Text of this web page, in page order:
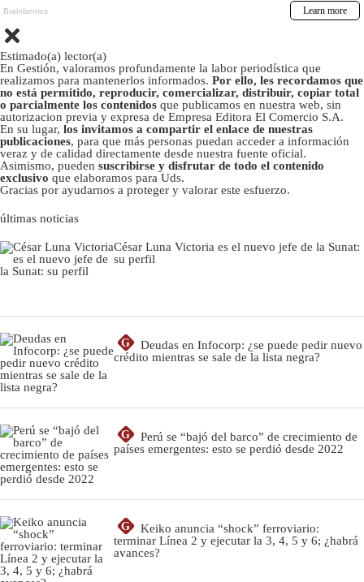
Estimado(a) lector(a)
En Gestión, valoramos profundamente la labor periodística que
realizamos para mantenerlos informados. Por ello, les recordamos que
no está permitido, reproducir, comercializar, distribuir, copiar total
o parcialmente los contenidos que publicamos en nuestra web, sin
autorizacion previa y expresa de Empresa Editora El Comercio S.A.
En su lugar, los invitamos a compartir el enlace de nuestras
publicaciones, para que más personas puedan acceder a información
veraz y de calidad directamente desde nuestra fuente oficial.
Asimismo, pueden suscribirse y disfrutar de todo el contenido
exclusivo que elaboramos para Uds.
Gracias por ayudarnos a proteger y valorar este esfuerzo.
últimas noticias
César Luna Victoria es el nuevo jefe de la Sunat:
su perfil
G
Deudas en Infocorp: ¿se puede pedir nuevo
crédito mientras se sale de la lista negra?
G
Perú se “bajó del barco” de crecimiento de
países emergentes: esto se perdió desde 2022
G
Keiko anuncia “shock” ferroviario:
terminar Línea 2 y ejecutar la 3, 4, 5 y 6; ¿habrá
avances?